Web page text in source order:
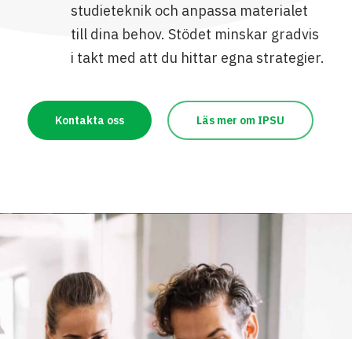
studieteknik och anpassa materialet
till dina behov. Stödet minskar gradvis
i takt med att du hittar egna strategier.
Kontakta oss Läs mer om IPSU